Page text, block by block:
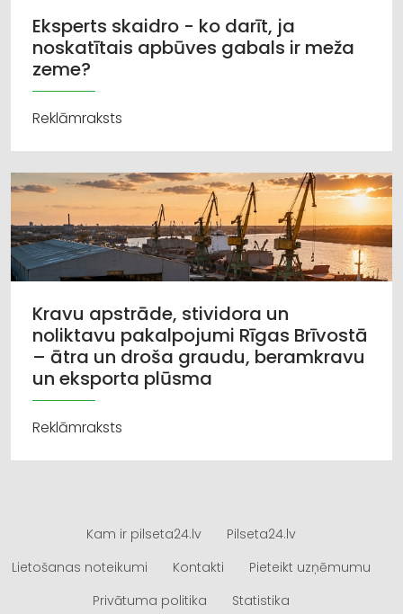
Eksperts skaidro - ko darīt, ja
noskatītais apbūves gabals ir meža
zeme?
Reklāmraksts
Kravu apstrāde, stividora un
noliktavu pakalpojumi Rīgas Brīvostā
– ātra un droša graudu, beramkravu
un eksporta plūsma
Reklāmraksts
Kam ir pilseta24.lv
Pilseta24.lv
Lietošanas noteikumi
Kontakti
Pieteikt uzņēmumu
Privātuma politika
Statistika